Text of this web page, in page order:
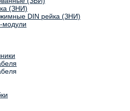
(ЗНИ)
DIN рейка (ЗНИ)
модули